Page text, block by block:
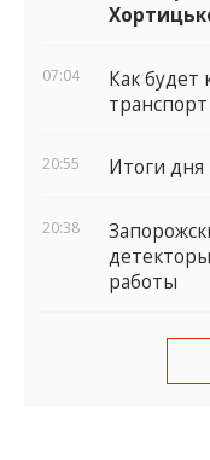
07:04
Как
20:55 Итоги дня
20:38
работы